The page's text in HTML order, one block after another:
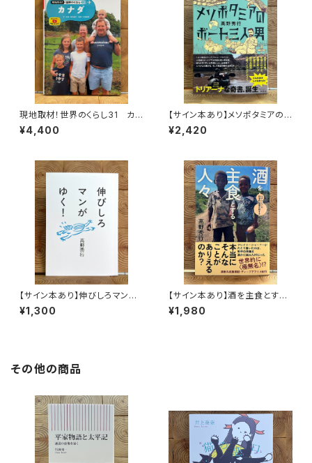
現地取材！世界のくらし31 カナ
ダ
¥4,400
【サイン本あり】メソポタミアの
ボート三人男
¥2,420
【サイン本あり】伸びしろマンが
ゆく！
¥1,300
【サイン本あり】酒を主食とする
人々 エチオピアの科学的秘境
を旅する
¥1,980
その他の商品